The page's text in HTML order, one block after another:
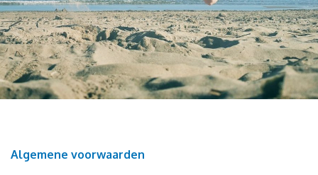
Algemene voorwaarden